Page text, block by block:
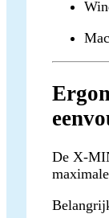
Mac
De X-